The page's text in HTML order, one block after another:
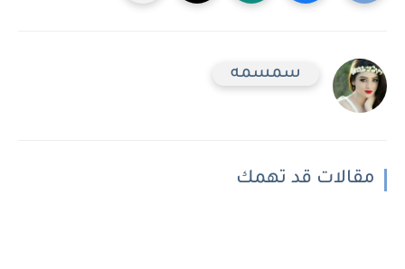
سمسمه
مقالات قد تهمك